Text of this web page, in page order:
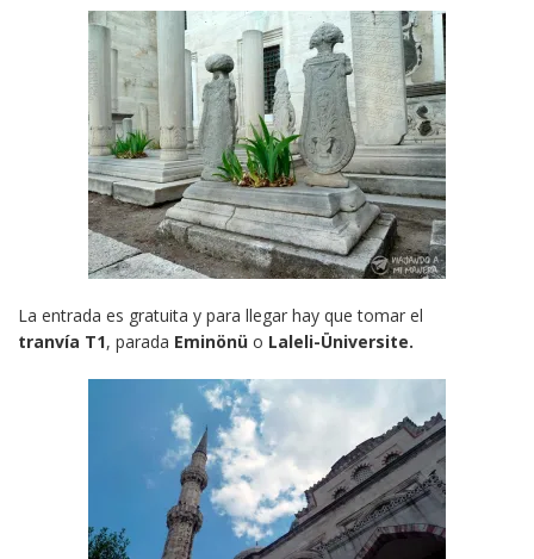
La entrada es gratuita y para llegar hay que tomar el
tranvía T1, parada Eminönü o Laleli-Üniversite.